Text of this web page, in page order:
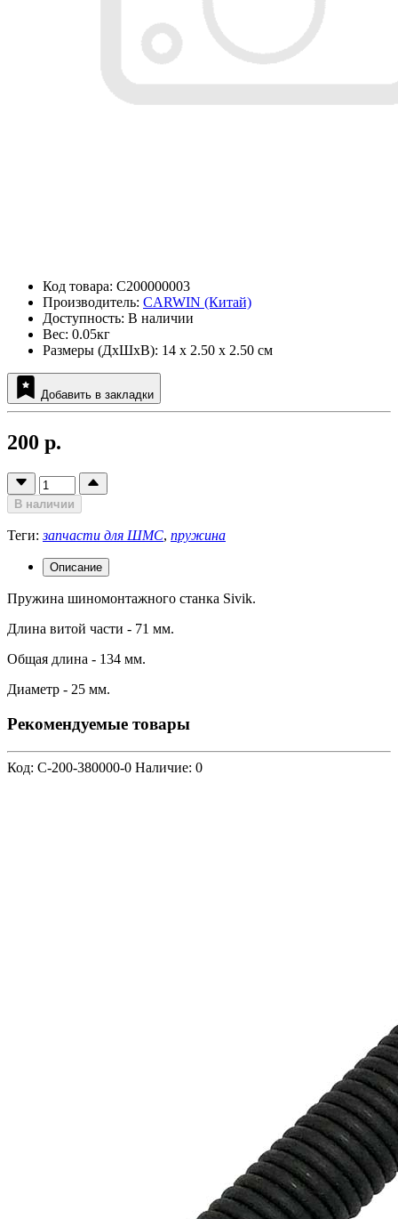
Код товара: C200000003
Производитель: CARWIN (Китай)
Доступность: В наличии
Вес: 0.05кг
Размеры (ДxШxВ): 14 x 2.50 x 2.50 см
Добавить в закладки
200 р.
В наличии
Теги:запчасти для ШМС, пружина
Описание
Пружина шиномонтажного станка Sivik.
Длина витой части - 71 мм.
Общая длина - 134 мм.
Диаметр - 25 мм.
Рекомендуемые товары
Код: C-200-380000-0 Наличие: 0